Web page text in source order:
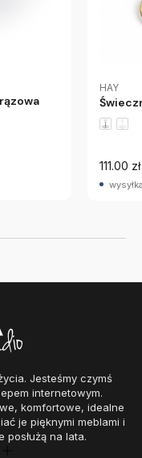
HAY
111.00 zł
Jesteśmy czymś
internetowym.
komfortowe, idealne
je pięknymi meblami i
posłużą na lata.